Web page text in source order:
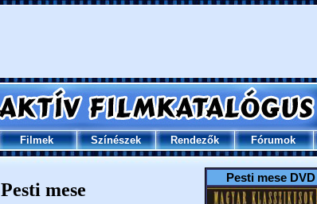
Filmek Színészek Rendezők Fórumok
Pesti mese DVD
Pesti mese